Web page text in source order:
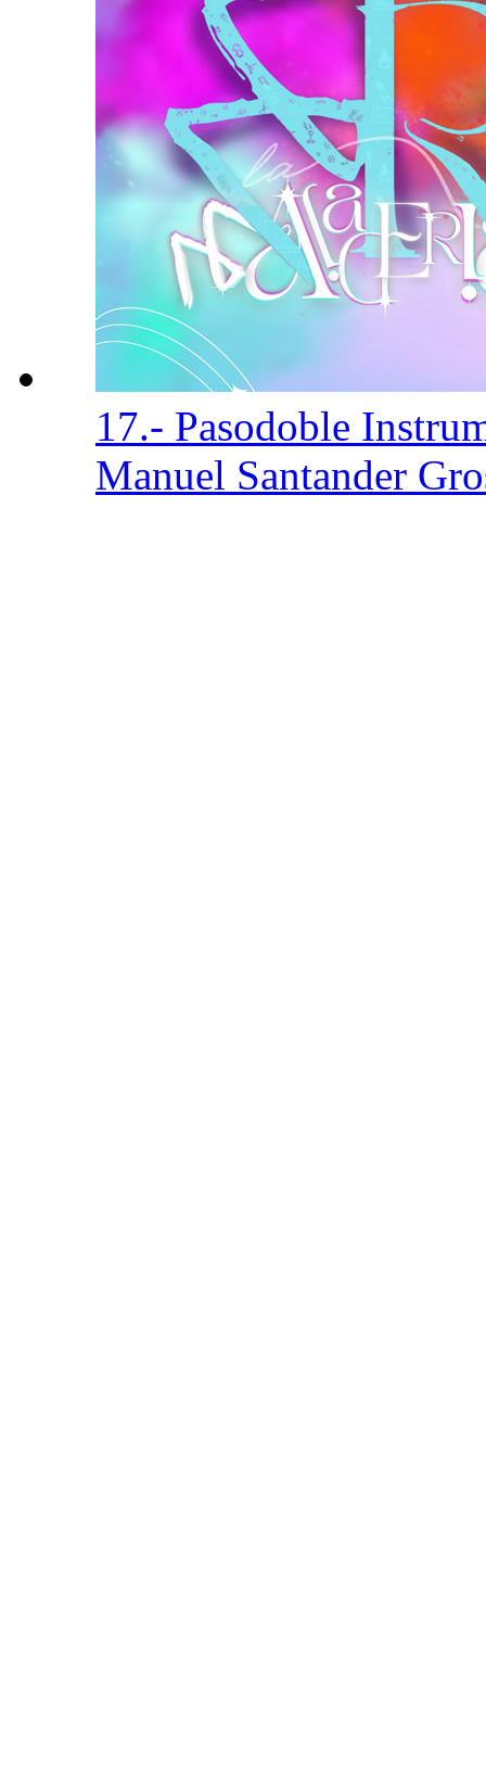
17.- Pasodoble
Manuel Santander